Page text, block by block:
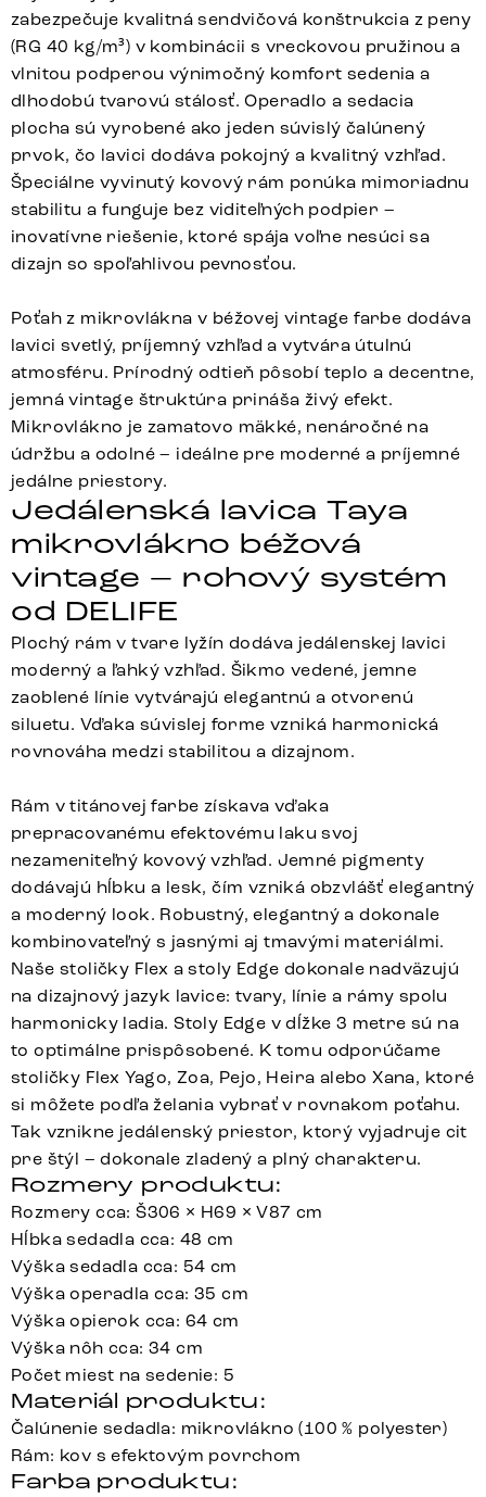
zabezpečuje kvalitná sendvičová konštrukcia z peny
(RG 40 kg/m³) v kombinácii s vreckovou pružinou a
vlnitou podperou výnimočný komfort sedenia a
dlhodobú tvarovú stálosť. Operadlo a sedacia
plocha sú vyrobené ako jeden súvislý čalúnený
prvok, čo lavici dodáva pokojný a kvalitný vzhľad.
Špeciálne vyvinutý kovový rám ponúka mimoriadnu
stabilitu a funguje bez viditeľných podpier –
inovatívne riešenie, ktoré spája voľne nesúci sa
dizajn so spoľahlivou pevnosťou.
Poťah z mikrovlákna v béžovej vintage farbe dodáva
lavici svetlý, príjemný vzhľad a vytvára útulnú
atmosféru. Prírodný odtieň pôsobí teplo a decentne,
jemná vintage štruktúra prináša živý efekt.
Mikrovlákno je zamatovo mäkké, nenáročné na
údržbu a odolné – ideálne pre moderné a príjemné
jedálne priestory.
Jedálenská lavica Taya
mikrovlákno béžová
vintage – rohový systém
od DELIFE
Plochý rám v tvare lyžín dodáva jedálenskej lavici
moderný a ľahký vzhľad. Šikmo vedené, jemne
zaoblené línie vytvárajú elegantnú a otvorenú
siluetu. Vďaka súvislej forme vzniká harmonická
rovnováha medzi stabilitou a dizajnom.
Rám v titánovej farbe získava vďaka
prepracovanému efektovému laku svoj
nezameniteľný kovový vzhľad. Jemné pigmenty
dodávajú hĺbku a lesk, čím vzniká obzvlášť elegantný
a moderný look. Robustný, elegantný a dokonale
kombinovateľný s jasnými aj tmavými materiálmi.
Naše stoličky Flex a stoly Edge dokonale nadväzujú
na dizajnový jazyk lavice: tvary, línie a rámy spolu
harmonicky ladia. Stoly Edge v dĺžke 3 metre sú na
to optimálne prispôsobené. K tomu odporúčame
stoličky Flex Yago, Zoa, Pejo, Heira alebo Xana, ktoré
si môžete podľa želania vybrať v rovnakom poťahu.
Tak vznikne jedálenský priestor, ktorý vyjadruje cit
pre štýl – dokonale zladený a plný charakteru.
Rozmery produktu:
Rozmery cca: Š306 × H69 × V87 cm
Hĺbka sedadla cca: 48 cm
Výška sedadla cca: 54 cm
Výška operadla cca: 35 cm
Výška opierok cca: 64 cm
Výška nôh cca: 34 cm
Počet miest na sedenie: 5
Materiál produktu:
Čalúnenie sedadla: mikrovlákno (100 % polyester)
Rám: kov s efektovým povrchom
Farba produktu: